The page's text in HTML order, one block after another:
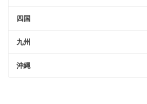
四国
九州
沖縄